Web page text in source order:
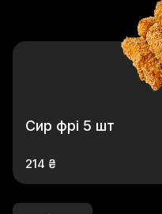
Сир фрі 5 шт
214 ₴